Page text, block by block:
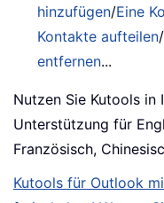
hinzufügen/Eine
Kontakte aufteilen/
entfernen...
Nutzen Sie Kutools in
Unterstützung für
Französisch,
Kutools für Outlook